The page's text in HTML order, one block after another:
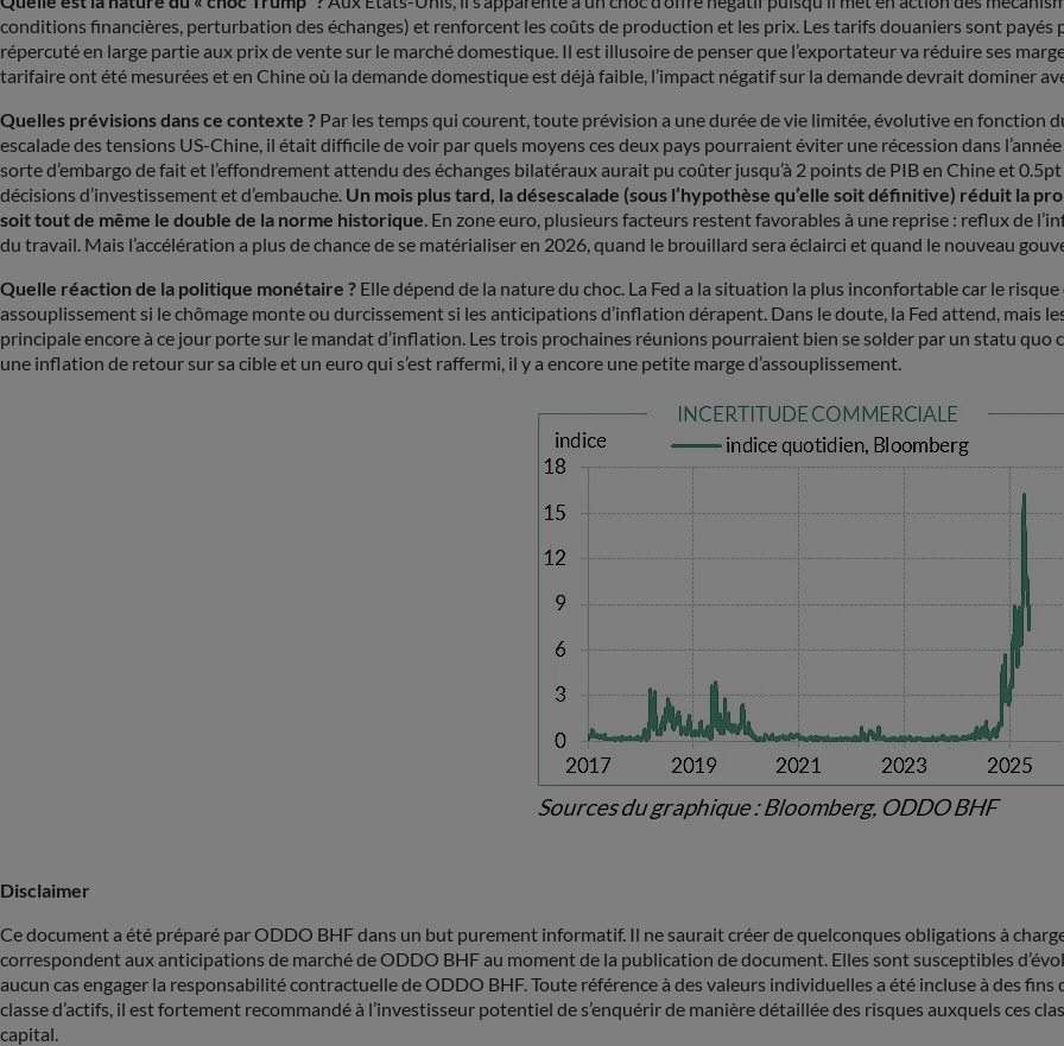
conditions financières, perturbation des échanges) et renforcent les coûts de production et les prix. Les tarifs douaniers sont payés
répercuté en large partie aux prix de vente sur le marché domestique. Il est illusoire de penser que l’exportateur va réduire ses
tarifaire ont été mesurées et en Chine où la demande domestique est déjà faible, l’impact négatif sur la demande devrait dominer
Quelles prévisions dans ce contexte ? Par les temps qui courent, toute prévision a une durée de vie limitée, évolutive en fonction
escalade des tensions US-Chine, il était difficile de voir par quels moyens ces deux pays pourraient éviter une récession dans
sorte d’embargo de fait et l’effondrement attendu des échanges bilatéraux aurait pu coûter jusqu’à 2 points de PIB en Chine et
décisions d’investissement et d’embauche. Un mois plus tard, la désescalade (sous l’hypothèse qu’elle soit définitive) réduit la
soit tout de même le double de la norme historique. En zone euro, plusieurs facteurs restent favorables à une reprise : reflux de
du travail. Mais l’accélération a plus de chance de se matérialiser en 2026, quand le brouillard sera éclairci et quand le nouveau
Quelle réaction de la politique monétaire ? Elle dépend de la nature du choc. La Fed a la situation la plus inconfortable car le
assouplissement si le chômage monte ou durcissement si les anticipations d’inflation dérapent. Dans le doute, la Fed attend, mais
principale encore à ce jour porte sur le mandat d’inflation. Les trois prochaines réunions pourraient bien se solder par un statu quo
une inflation de retour sur sa cible et un euro qui s’est raffermi, il y a encore une petite marge d’assouplissement.
Disclaimer
Ce document a été préparé par ODDO BHF dans un but purement informatif. Il ne saurait créer de quelconques obligations à
correspondent aux anticipations de marché de ODDO BHF au moment de la publication de document. Elles sont susceptibles
aucun cas engager la responsabilité contractuelle de ODDO BHF. Toute référence à des valeurs individuelles a été incluse à des
classe d’actifs, il est fortement recommandé à l’investisseur potentiel de s’enquérir de manière détaillée des risques auxquels ces
capital.